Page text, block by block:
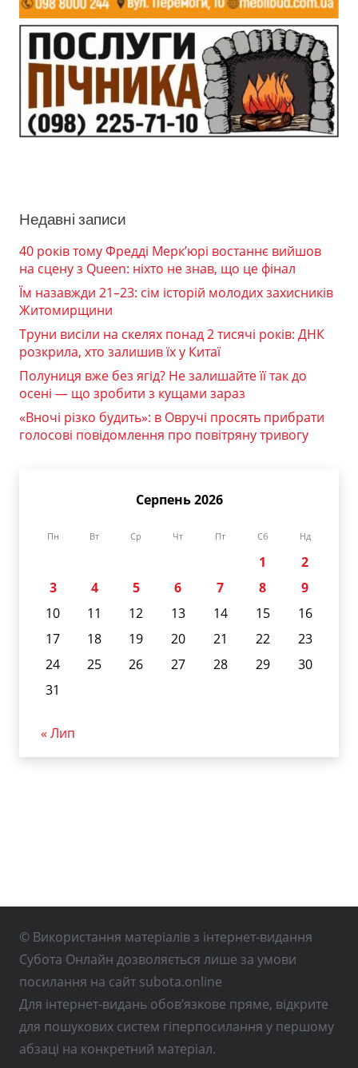
Недавні записи
40 років тому Фредді Мерк’юрі востаннє вийшов
на сцену з Queen: ніхто не знав, що це фінал
Їм назавжди 21–23: сім історій молодих захисників
Житомирщини
Труни висіли на скелях понад 2 тисячі років: ДНК
розкрила, хто залишив їх у Китаї
Полуниця вже без ягід? Не залишайте її так до
осені — що зробити з кущами зараз
«Вночі різко будить»: в Овручі просять прибрати
голосові повідомлення про повітряну тривогу
Серпень 2026
Пн Вт Ср Чт Пт Сб Нд
1
2
3
4 5 6 7 8
9
10
11 12 13 14 15
16
17
18 19 20 21 22
23
24
25 26 27 28 29
30
31
« Лип
© Використання матеріалів з інтернет-видання
Субота Онлайн дозволяється лише за умови
посилання на сайт subota.online
Для інтернет-видань обов’язкове пряме, відкрите
для пошукових систем гіперпосилання у першому
абзаці на конкретний матеріал.